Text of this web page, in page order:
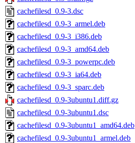
cachefilesd_0.9-3.dsc
cachefilesd_0.9-3_armel.deb
cachefilesd_0.9-3_i386.deb
cachefilesd_0.9-3_amd64.deb
cachefilesd_0.9-3_powerpc.deb
cachefilesd_0.9-3_ia64.deb
cachefilesd_0.9-3_sparc.deb
cachefilesd_0.9-3ubuntu1.diff.gz
cachefilesd_0.9-3ubuntu1.dsc
cachefilesd_0.9-3ubuntu1_amd64.deb
cachefilesd_0.9-3ubuntu1_armel.deb